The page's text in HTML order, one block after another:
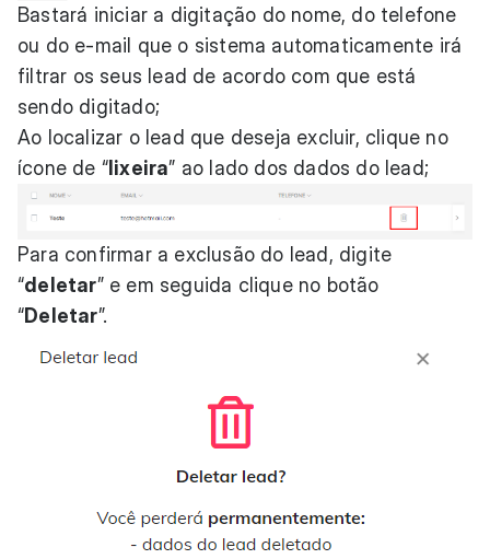
Bastará iniciar a digitação do nome, do telefone
ou do e-mail que o sistema automaticamente irá
filtrar os seus lead de acordo com que está
sendo digitado;
Ao localizar o lead que deseja excluir, clique no
ícone de “lixeira” ao lado dos dados do lead;
Para confirmar a exclusão do lead, digite
“deletar” e em seguida clique no botão
“Deletar”.